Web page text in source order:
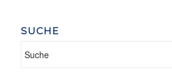
SUCHE